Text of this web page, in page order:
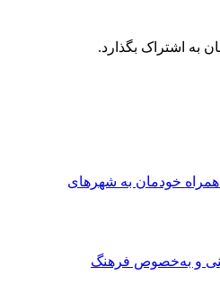
خودمان به شهرهای
شنی و به‌خصوص فرهنگ